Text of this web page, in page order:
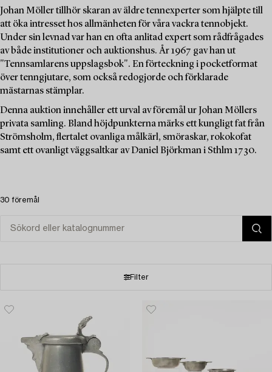
Johan Möller tillhör skaran av äldre tennexperter som hjälpte till
att öka intresset hos allmänheten för våra vackra tennobjekt.
Under sin levnad var han en ofta anlitad expert som rådfrågades
av både institutioner och auktionshus. År 1967 gav han ut
"Tennsamlarens uppslagsbok". En förteckning i pocketformat
över tenngjutare, som också redogjorde och förklarade
mästarnas stämplar.
Denna auktion innehåller ett urval av föremål ur Johan Möllers
privata samling. Bland höjdpunkterna märks ett kungligt fat från
Strömsholm, flertalet ovanliga målkärl, smöraskar, rokokofat
samt ett ovanligt väggsaltkar av Daniel Björkman i Sthlm 1730.
30 föremål
Filter